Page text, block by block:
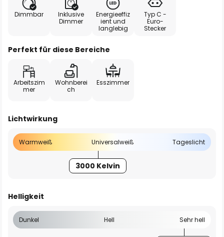
Dimmbar
Inklusive
Dimmer
Energieeffiz
ient und
langlebig
Typ C -
Euro-
Stecker
Perfekt für diese Bereiche
Arbeitszim
mer
Wohnberei
ch
Esszimmer
Lichtwirkung
Warmweiß Universalweiß Tageslicht
3000 Kelvin
Helligkeit
Dunkel Hell Sehr hell